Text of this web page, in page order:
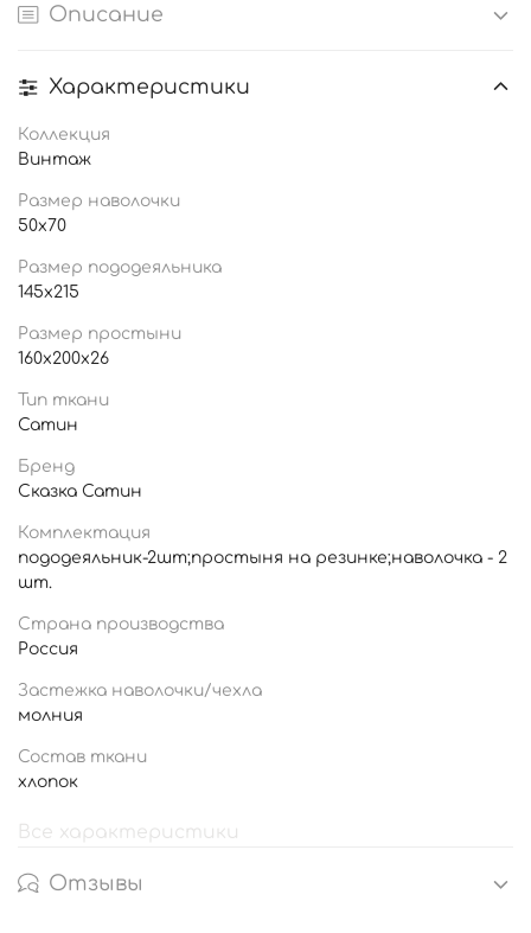
Описание
Характеристики
Коллекция
Винтаж
Размер наволочки
50x70
Размер пододеяльника
145x215
Размер простыни
160x200x26
Тип ткани
Сатин
Бренд
Сказка Сатин
Комплектация
пододеяльник-2шт;простыня на резинке;наволочка - 2
шт.
Страна производства
Россия
Застежка наволочки/чехла
молния
Состав ткани
хлопок
Все характеристики
Отзывы